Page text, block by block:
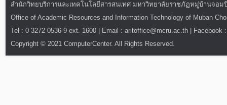
สำนักวิทยบริการและเทคโนโลยีสารสนเทศ มหาวิทยาลัยราชภัฏหมู่บ้านจอ
Office of Academic Resources and Information Technology of Muban
Tel : 0 3272 0536-9 ext. 1600 | Email : aritoffice@mcru.ac.th | Facebook
Copyright © 2021 ComputerCenter. All Rights Reserved.